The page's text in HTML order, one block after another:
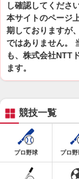
し確認してください
本サイトのページ
期しておりますが
ではありません。
も、株式会社NTT
ます。
競技一覧
プロ野球 プロ